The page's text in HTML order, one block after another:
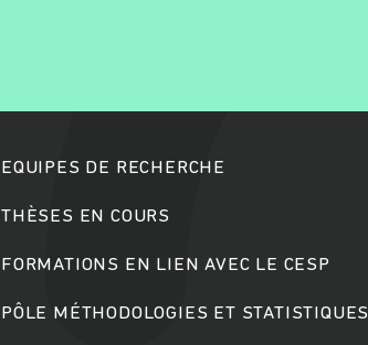
EQUIPES DE RECHERCHE
THÈSES EN COURS
FORMATIONS EN LIEN AVEC LE CESP
PÔLE MÉTHODOLOGIES ET STATISTIQUES